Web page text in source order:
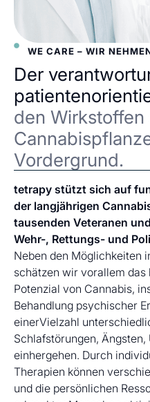
WE CARE – WIR
Der
den Wirkstoffen
Vordergrund.
tetrapy stützt sich auf
der langjährigen
tausenden Veteranen
Wehr-, Rettungs- und
Neben den Möglichkeiten
schätzen wir vorallem
Potenzial von Cannabis,
Behandlung psychischer
einerVielzahl
Schlafstörungen,
einhergehen. Durch
Therapien können
und die persönlichen